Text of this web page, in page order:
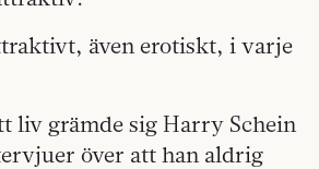
även erotiskt, i varje
liv grämde sig Harry Schein
över att han aldrig